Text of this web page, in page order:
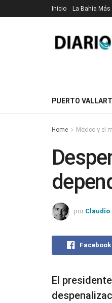
Inicio La Bahía Más
PUERTO
Home México y el
por Claudio
Facebook
El